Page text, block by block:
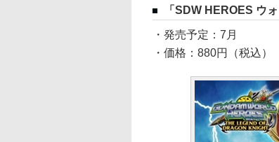
「SDW HEROES ウ
・発売予定：7月
・価格：880円（税込）